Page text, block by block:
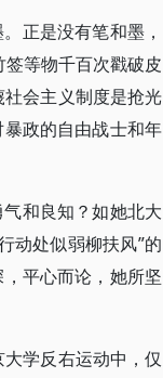
正是没有笔和墨，
等物千百次戳破皮
会主义制度是抢光
政的自由战士和年
和良知？如她北大
动处似弱柳扶风”的
平心而论，她所坚
学反右运动中，仅